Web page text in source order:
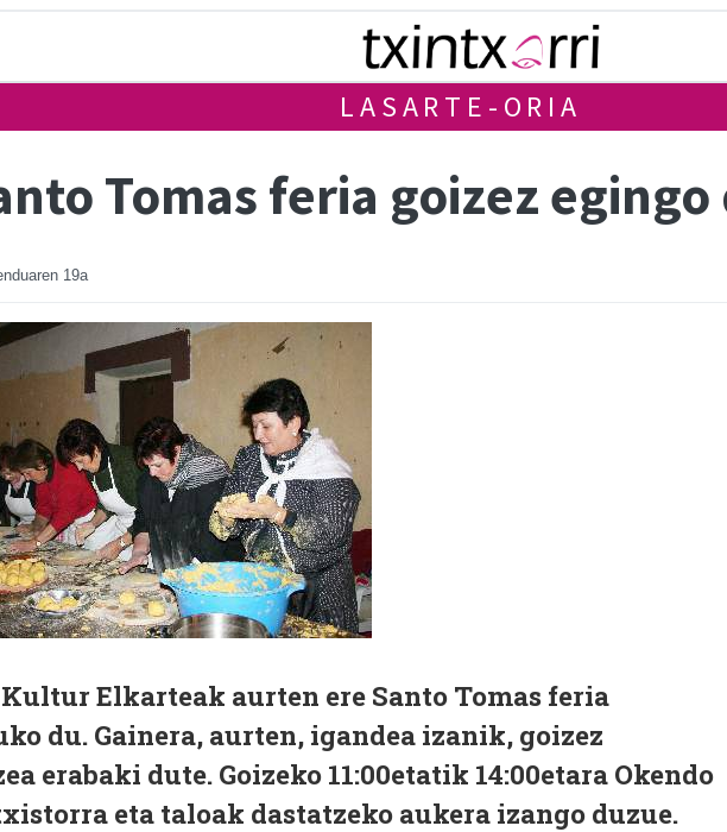
LASARTE-ORIA
Tomas feria goizez
19a
Elkarteak aurten ere Santo Tomas feria
du. Gainera, aurten, igandea izanik, goizez
erabaki dute. Goizeko 11:00etatik 14:00etara Okendo
eta taloak dastatzeko aukera izango duzue.